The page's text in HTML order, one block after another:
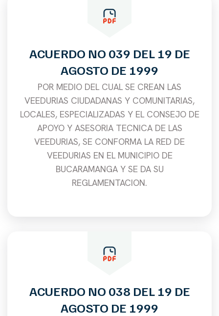
ACUERDO NO 039 DEL 19 DE
AGOSTO DE 1999
POR MEDIO DEL CUAL SE CREAN LAS
VEEDURIAS CIUDADANAS Y COMUNITARIAS,
LOCALES, ESPECIALIZADAS Y EL CONSEJO DE
APOYO Y ASESORIA TECNICA DE LAS
VEEDURIAS, SE CONFORMA LA RED DE
VEEDURIAS EN EL MUNICIPIO DE
BUCARAMANGA Y SE DA SU
REGLAMENTACION.
ACUERDO NO 038 DEL 19 DE
AGOSTO DE 1999